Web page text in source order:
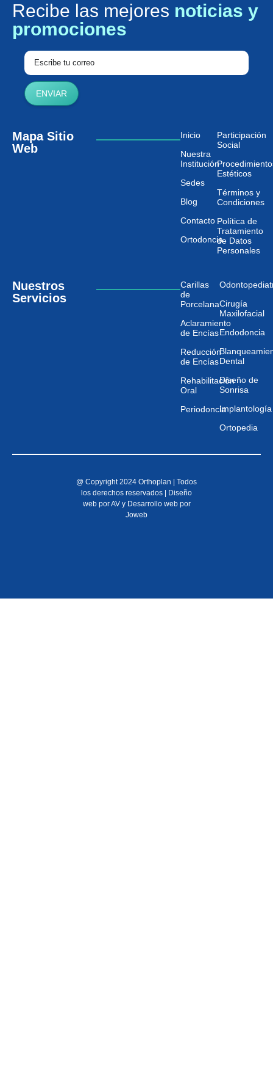
Recibe las mejores noticias y
promociones
ENVIAR
Mapa Sitio
Web
Inicio
Nuestra
Institución
Sedes
Blog
Contacto
Ortodoncia
Participación
Social
Estéticos
Términos y
Condiciones
Política de
Tratamiento
de Datos
Personales
Nuestros
Servicios
Carillas
de
Porcelana
Aclaramiento
de Encías
Reducción
de Encías
Rehabilitación
Oral
Periodoncia
Cirugía
Maxilofacial
Endodoncia
Dental
Diseño de
Sonrisa
Implantología
Ortopedia
@ Copyright 2024 Orthoplan | Todos
los derechos reservados | Diseño
web por AVy Desarrollo web por
Joweb